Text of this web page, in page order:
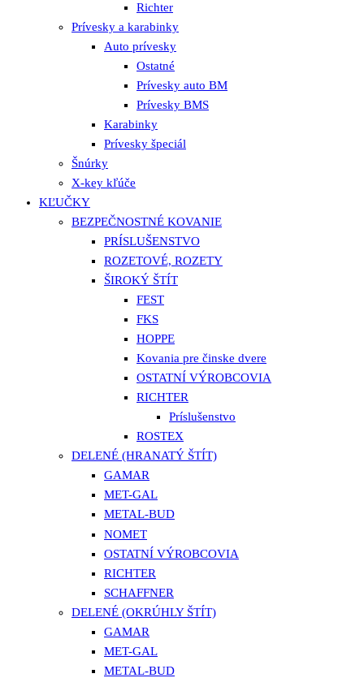
Richter
Prívesky a karabinky
Auto prívesky
Ostatné
Prívesky auto BM
Prívesky BMS
Karabinky
Prívesky špeciál
Šnúrky
X-key kľúče
KĽUČKY
BEZPEČNOSTNÉ KOVANIE
PRÍSLUŠENSTVO
ROZETOVÉ, ROZETY
ŠIROKÝ ŠTÍT
FEST
FKS
HOPPE
Kovania pre činske dvere
OSTATNÍ VÝROBCOVIA
RICHTER
Príslušenstvo
ROSTEX
DELENÉ (HRANATÝ ŠTÍT)
GAMAR
MET-GAL
METAL-BUD
NOMET
OSTATNÍ VÝROBCOVIA
RICHTER
SCHAFFNER
DELENÉ (OKRÚHLY ŠTÍT)
GAMAR
MET-GAL
METAL-BUD